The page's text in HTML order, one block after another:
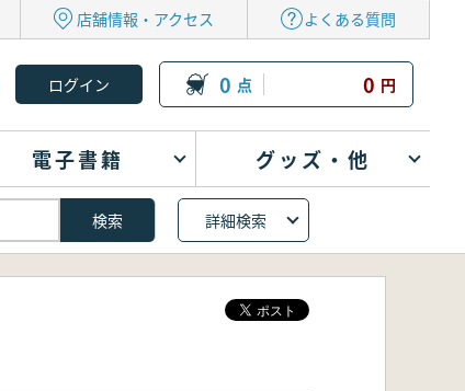
店舗情報・アクセス よくある質問
0 点 0 円
電子書籍 グッズ・他
詳細検索